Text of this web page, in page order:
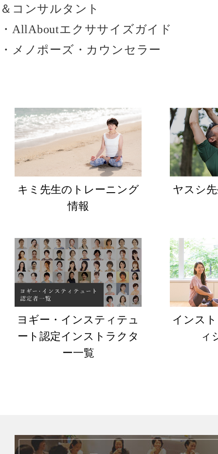
＆コンサルタント
・AllAboutエクササイズガイド
・メノポーズ・カウンセラー
キミ先生のトレーニング
情報
ヤスシ
ヨギー・インスティテュ
ート認定インストラクタ
ー一覧
インス
ィ